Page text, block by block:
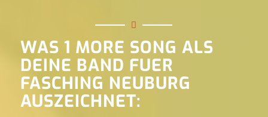
WAS 1 MORE SONG ALS
DEINE BAND FUER
FASCHING NEUBURG
AUSZEICHNET: